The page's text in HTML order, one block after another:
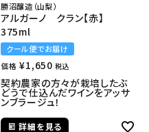
勝沼醸造（山梨）
アルガーノ クラン【赤】
375ml
クール便でお届け
価格 ¥1,650 税込
契約農家の方々が栽培したぶ
どうで仕込んだワインをアッサ
ンブラージュ！
詳細を見る